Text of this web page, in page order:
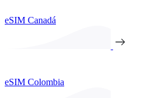
eSIM Canadá
eSIM Colombia